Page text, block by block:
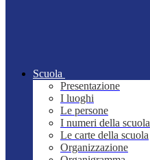
Scuola
Presentazione
I luoghi
Le persone
I numeri della scuola
Le carte della scuola
Organizzazione